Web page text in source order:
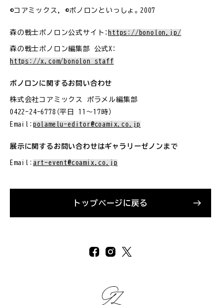
©コアミックス, ©ボノロンといっしょ。2007
森の戦士ボノロン公式サイト： https://bonolon.jp/
森の戦士ボノロン編集部 公式X：
https://x.com/bonolon_staff
ボノロンに関するお問い合わせ
株式会社コアミックス ポラメル編集部
0422-24-6778（平日 11〜17時）
Email: polamelu-editor@coamix.co.jp
展示に関するお問い合わせはギャラリーゼノンまで
Email: art-event@coamix.co.jp
トップページに戻る